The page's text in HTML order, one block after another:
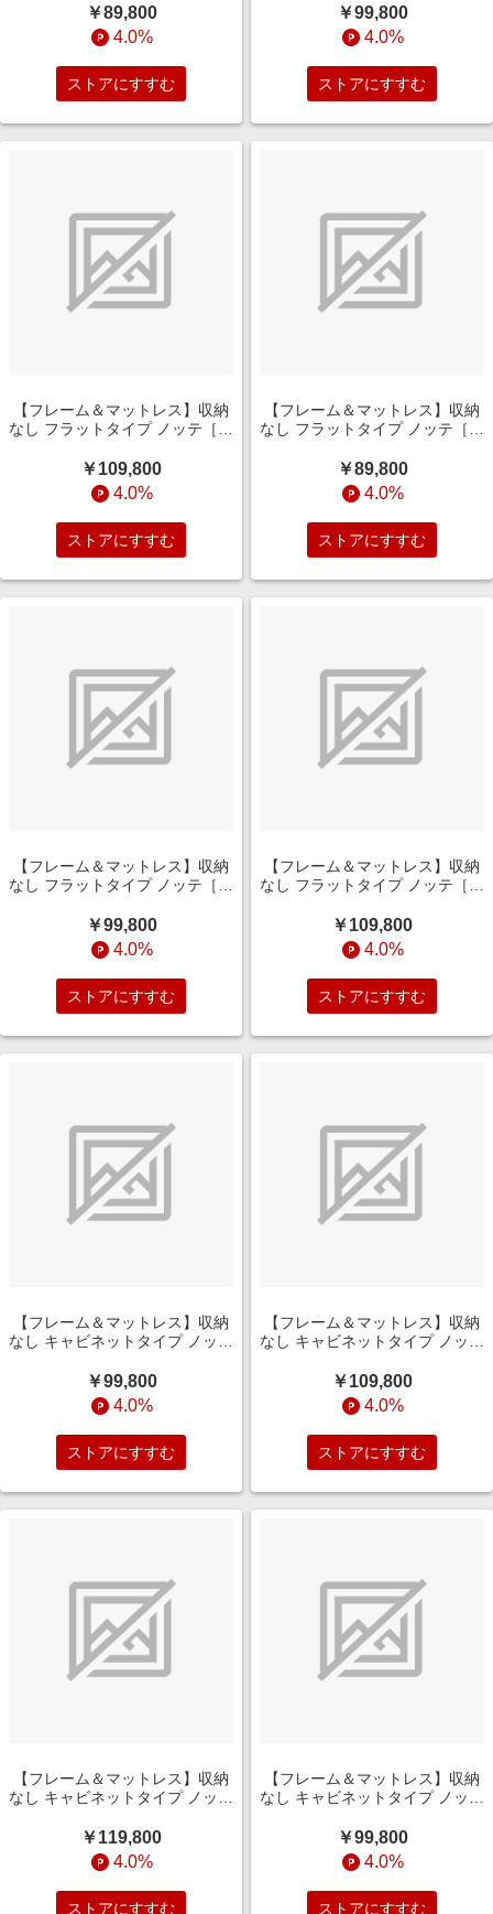
レス P5HGD824(シングルサイ
ズ/ダークブラウン)
￥89,800
4.0%
ストアにすすむ
レス P5HGD824(セミダブルサ
イズ/ダークブラウン)
￥99,800
4.0%
ストアにすすむ
【フレーム＆マットレス】収納
なし フラットタイプ ノッテ［レ
レス P5HGD824(ダブルサイズ/
ダークブラウン)
￥109,800
4.0%
ストアにすすむ
【フレーム＆マットレス】収納
なし フラットタイプ ノッテ［レ
レス P5HGD824(シングルサイ
ズ/グレージュ)
￥89,800
4.0%
ストアにすすむ
【フレーム＆マットレス】収納
なし フラットタイプ ノッテ［レ
レス P5HGD824(セミダブルサ
イズ/グレージュ)
￥99,800
4.0%
ストアにすすむ
【フレーム＆マットレス】収納
なし フラットタイプ ノッテ［レ
レス P5HGD824(ダブルサイズ/
グレージュ)
￥109,800
4.0%
ストアにすすむ
【フレーム＆マットレス】収納
なし キャビネットタイプ ノッテ
ットレス P5HGD824(シングル
サイズ/ダークブラウン)
￥99,800
4.0%
ストアにすすむ
【フレーム＆マットレス】収納
なし キャビネットタイプ ノッテ
ットレス P5HGD824(セミダブ
ルサイズ/ダークブラウン)
￥109,800
4.0%
ストアにすすむ
【フレーム＆マットレス】収納
なし キャビネットタイプ ノッテ
ットレス P5HGD824(ダブルサ
イズ/ダークブラウン)
￥119,800
4.0%
ストアにすすむ
【フレーム＆マットレス】収納
なし キャビネットタイプ ノッテ
ットレス P5HGD824(シングル
サイズ/グレージュ)
￥99,800
4.0%
ストアにすすむ